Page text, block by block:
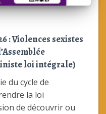
: Violences sexistes
loi intégrale)
du cycle de
la loi
de découvrir ou